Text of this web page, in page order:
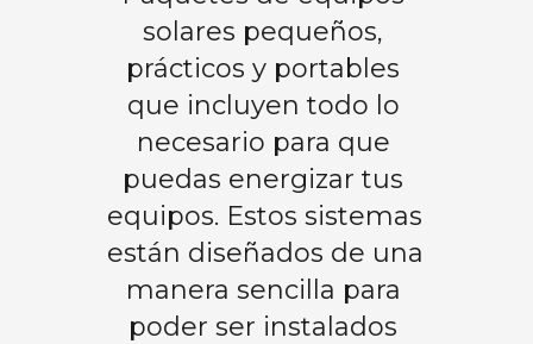
solares pequeños,
prácticos y portables
que incluyen todo lo
necesario para que
puedas energizar tus
equipos. Estos sistemas
están diseñados de una
manera sencilla para
poder ser instalados